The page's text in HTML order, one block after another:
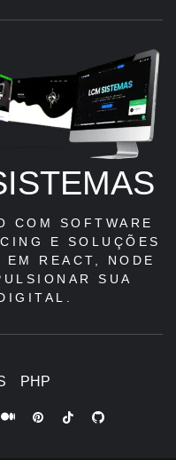
COM SOFTWARE
E SOLUÇÕES
REACT, NODE
SUA
PHP
PinterestTiktokGithub